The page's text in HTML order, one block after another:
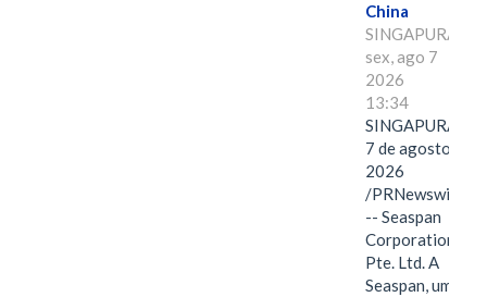
China
SINGAPURA,
sex, ago 7
2026
13:34
SINGAPURA,
7 de agosto de
2026
/PRNewswire/
-- Seaspan
Corporation
Pte. Ltd. A
Seaspan, uma